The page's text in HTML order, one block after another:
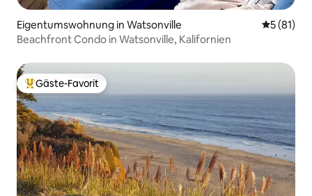
Eigentumswohnung in Watsonville
5 (81)
Beachfront Condo in Watsonville, Kalifornien
Beliebter Gäste-Favorit.
Gäste-Favorit